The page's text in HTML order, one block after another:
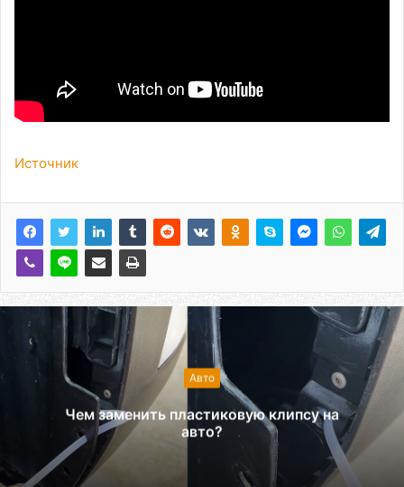
Источник
Авто
Чем заменить пластиковую клипсу на
авто?